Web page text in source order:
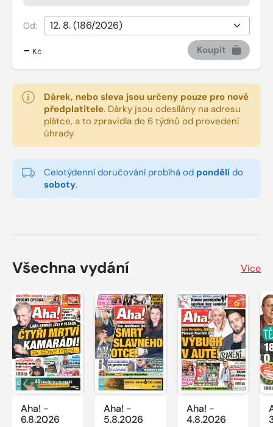
Od:
- Kč Koupit
Dárek, nebo sleva jsou určeny pouze pro nové
předplatitele. Dárky jsou odesílány na adresu
plátce, a to zpravidla do 6 týdnů od provedení
úhrady.
Celotýdenní doručování probíhá od pondělí do
soboty.
Všechna vydání Více
Aha! -
6.8.2026
Aha! -
5.8.2026
Aha! -
4.8.2026